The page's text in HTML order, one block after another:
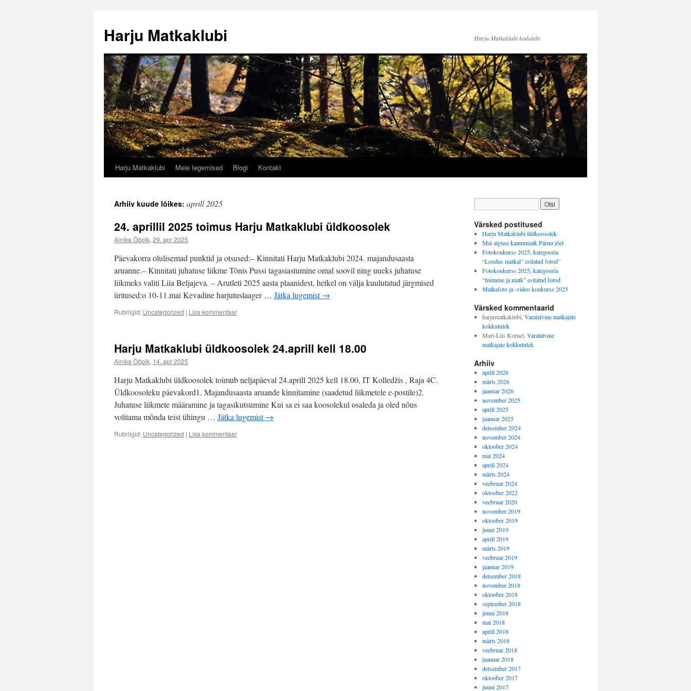
juurde
Harju Matkaklubi Harju Matkaklubi koduleht
Harju Matkaklubi Meie tegemised Blogi Kontakt
Arhiiv kuude lõikes: aprill 2025
24. aprillil 2025 toimus Harju Matkaklubi üldkoosolek
Ainika Ööpik, 29. apr 2025
Päevakorra olulisemad punktid ja otsused:– Kinnitati Harju Matkaklubi 2024. majandusaasta
aruanne.– Kinnitati juhatuse liikme Tõnis Pussi tagasiastumine omal soovil ning uueks juhatuse
liikmeks valiti Liia Beljajeva. – Arutleti 2025 aasta plaanidest, hetkel on välja kuulutatud järgmised
üritused:o 10-11.mai Kevadine harjutuslaager … Jätka lugemist→
Rubriigid: Uncategorized | Lisa kommentaar
Harju Matkaklubi üldkoosolek 24.aprill kell 18.00
Ainika Ööpik, 14. apr 2025
Harju Matkaklubi üldkoosolek toimub neljapäeval 24.aprill 2025 kell 18.00, IT Kolledžis , Raja 4C.
Üldkoosoleku päevakord1. Majandusaasta aruande kinnitamine (saadetud liikmetele e-postile)2.
Juhatuse liikmete määramine ja tagasikutsumine Kui sa ei saa koosolekul osaleda ja oled nõus
volitama mõnda teist ühingu … Jätka lugemist→
Rubriigid: Uncategorized | Lisa kommentaar
Värsked postitused
Harju Matkaklubi üldkoosolek
Mai alguse kanuumatk Pärnu jõel
Fotokonkurss 2025, kategooria
“Loodus matkal” esitatud fotod”
Fotokonkurss 2025, kategooria
“Inimene ja matk” esitatud fotod
Matkafoto ja -video konkurss 2025
Värsked kommentaarid
harjumatkaklubi Varatalvine matkajate
kokkutulek
Mari-Liis Kornel, Varatalvine
matkajate kokkutulek
Arhiiv
aprill 2026
märts 2026
jaanuar 2026
november 2025
aprill 2025
jaanuar 2025
detsember 2024
november 2024
oktoober 2024
mai 2024
aprill 2024
märts 2024
veebruar 2024
oktoober 2022
veebruar 2020
november 2019
oktoober 2019
juuni 2019
aprill 2019
märts 2019
veebruar 2019
jaanuar 2019
detsember 2018
november 2018
oktoober 2018
september 2018
juuni 2018
mai 2018
aprill 2018
märts 2018
veebruar 2018
jaanuar 2018
detsember 2017
oktoober 2017
juuni 2017